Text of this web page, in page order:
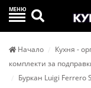
МЕНЮ Търси
Начало Кухня -
комплекти за
Буркан Luigi Ferrero